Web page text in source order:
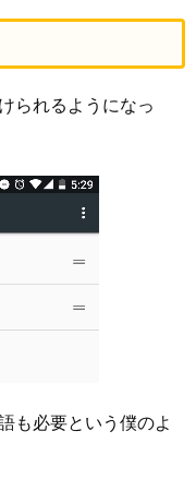
られるようになっ
も必要という僕のよ